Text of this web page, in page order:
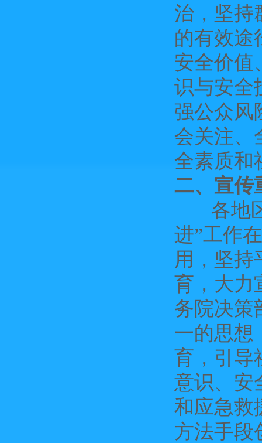
治，坚持
的有效途
安全价值
识与安全
强公众风
会关注、
全素质和
二、宣传
各地区
进”工作
用，坚持
育，大力
务院决策
一的思想
育，引导
意识、安
和应急救
方法手段